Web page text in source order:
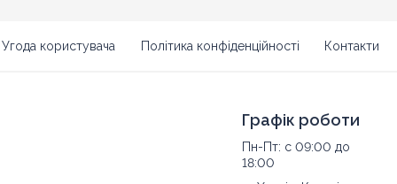
Угода користувача Політика конфіденційності Контакти
Графік роботи
Пн-Пт: с 09:00 до
18:00